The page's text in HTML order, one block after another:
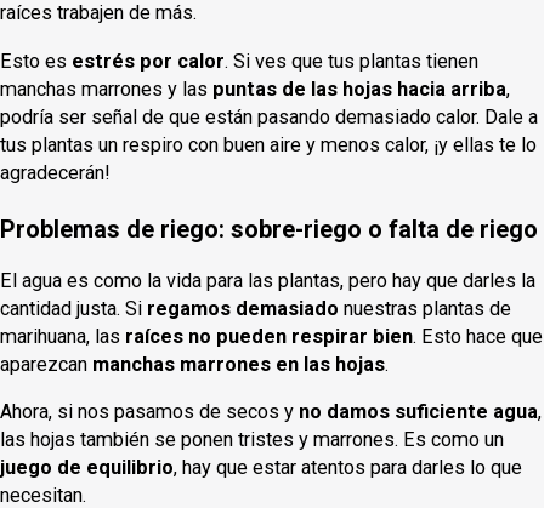
raíces trabajen de más.
Esto es estrés por calor. Si ves que tus plantas tienen
manchas marrones y las puntas de las hojas hacia arriba,
podría ser señal de que están pasando demasiado calor. Dale a
tus plantas un respiro con buen aire y menos calor, ¡y ellas te lo
agradecerán!
Problemas de riego: sobre-riego o falta de riego
El agua es como la vida para las plantas, pero hay que darles la
cantidad justa. Si regamos demasiado nuestras plantas de
marihuana, las raíces no pueden respirar bien. Esto hace que
aparezcan manchas marrones en las hojas.
Ahora, si nos pasamos de secos y no damos suficiente agua,
las hojas también se ponen tristes y marrones. Es como un
juego de equilibrio, hay que estar atentos para darles lo que
necesitan.